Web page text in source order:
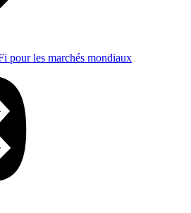
pour les marchés mondiaux